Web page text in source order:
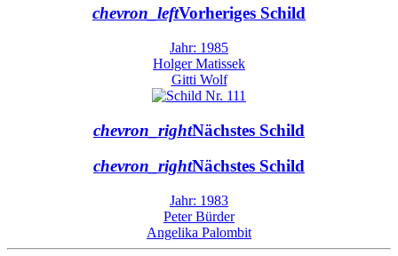
chevron_leftVorheriges Schild
Jahr: 1985
Holger Matissek
Gitti Wolf
chevron_rightNächstes Schild
chevron_rightNächstes Schild
Jahr: 1983
Peter Bürder
Angelika Palombit